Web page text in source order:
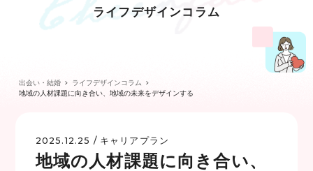
ライフデザインコラム
出会い・結婚
ライフデザインコラム
地域の人材課題に向き合い、地域の未来をデザインする
2025.12.25 / キャリアプラン
地域の人材課題に向き合い、